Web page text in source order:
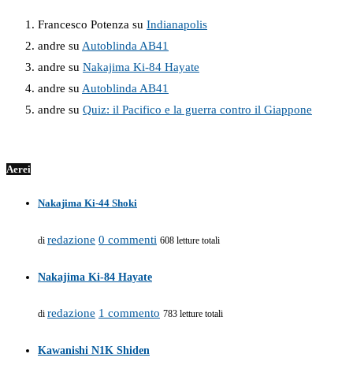
Francesco Potenza su Indianapolis
andre su Autoblinda AB41
andre su Nakajima Ki-84 Hayate
andre su Autoblinda AB41
andre su Quiz: il Pacifico e la guerra contro il Giappone
Aerei
Nakajima Ki-44 Shoki
di redazione 0 commenti 608 letture totali
Nakajima Ki-84 Hayate
di redazione 1 commento 783 letture totali
Kawanishi N1K Shiden